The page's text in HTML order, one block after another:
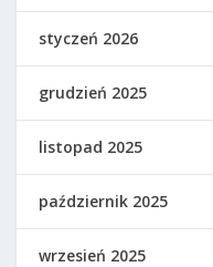
styczeń 2026
grudzień 2025
listopad 2025
październik 2025
wrzesień 2025